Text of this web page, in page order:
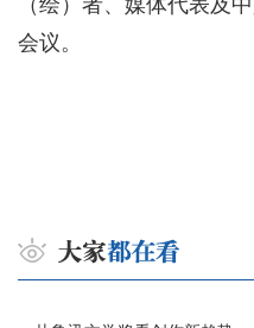
（绘）者、媒体代表及
会议。